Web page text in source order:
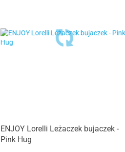
ENJOY Lorelli Leżaczek bujaczek -
Pink Hug